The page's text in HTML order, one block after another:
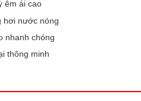
êm ái cao
hơi nước nóng
nhanh chóng
thông minh